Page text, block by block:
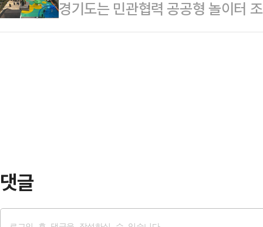
봄을 통해 사회적 책임을 다하고 있
‘2025년…
상자로 선정했다고 12일 밝혔다.에
등 글로벌 파운드리사의 디자인하
경기도는 민관협력 공공형 놀이터
이놀이터'를 ‘단풍잎 놀이터’ 1호로
댓글